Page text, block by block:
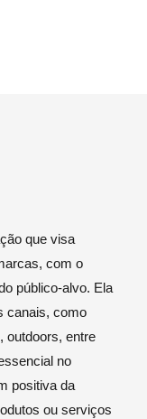
que visa
com o
público-alvo. Ela
canais, como
outdoors, entre
no
positiva da
ou serviços